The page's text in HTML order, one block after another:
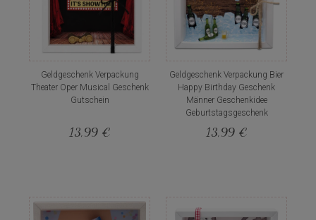
Geldgeschenk Verpackung
Theater Oper Musical Geschenk
Gutschein
13,99 €
Geldgeschenk Verpackung Bier
Happy Birthday Geschenk
Männer Geschenkidee
Geburtstagsgeschenk
13,99 €